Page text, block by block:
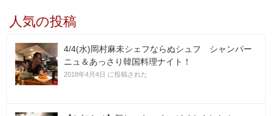
人気の投稿
4/4(水)岡村麻未シェフならぬシュフ シャンパー
ニュ＆あっさり韓国料理ナイト！
2018年4月4日 に投稿された